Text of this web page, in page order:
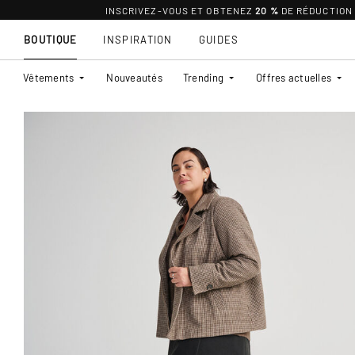
INSCRIVEZ-VOUS ET OBTENEZ 20 % DE RÉDUCTION
BOUTIQUE
Vêtements Nouveautés Trending Offres actuelles
INSPIRATION GUIDES